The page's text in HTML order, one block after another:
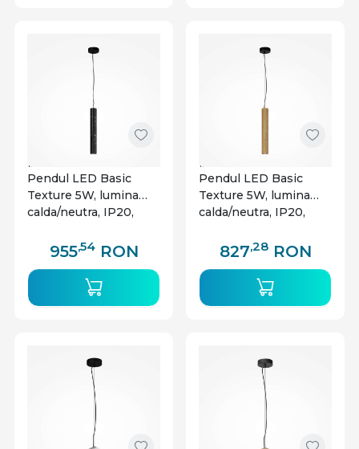
Pendul LED Basic
Texture 5W, lumina
calda/neutra, IP20,
955,54 RON
Pendul LED Basic
Texture 5W, lumina
calda/neutra, IP20,
827,28 RON